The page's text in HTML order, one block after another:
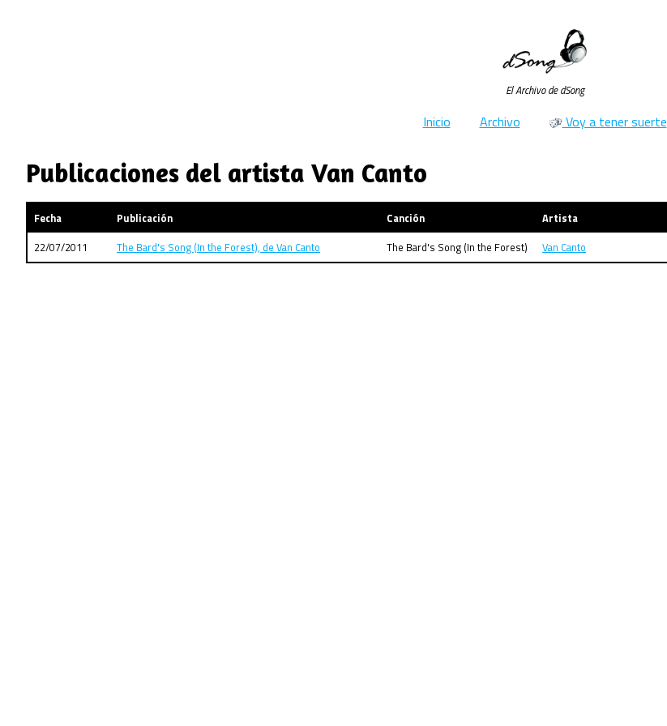
El Archivo de dSong
Inicio Archivo Voy a tener suerte
Publicaciones del artista Van Canto
Fecha Publicación Canción Artista
22/07/2011
The Bard's Song (In the Forest), de Van Canto The Bard's Song (In the Forest) Van Canto